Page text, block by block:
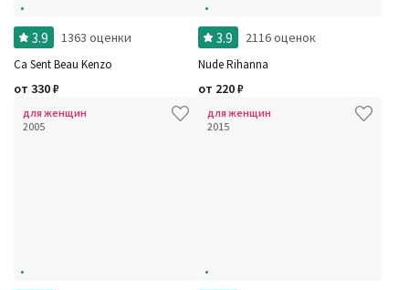
3.9 1363 оценки
Ca Sent Beau Kenzo
от 330₽
3.9 2116 оценок
Nude Rihanna
от 220₽
для женщин
2005
для женщин
2015